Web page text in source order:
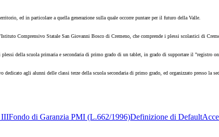
ed in particolare a quella generazione sulla quale occorre puntare per il futuro della Valle.
Comprensivo Statale San Giovanni Bosco di Cremeno, che comprende i plessi scolastici di
della scuola primaria e secondaria di primo grado di un tablet, in grado di supportare il
agli alunni delle classi terze della scuola secondaria di primo grado, ed organizzato presso la
IIIFondo di Garanzia PMI (L.662/1996)Definizione di Default